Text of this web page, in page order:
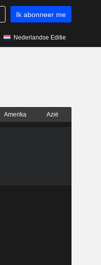
Ik abonneer me
Nederlandse Editie
Amerika Azië